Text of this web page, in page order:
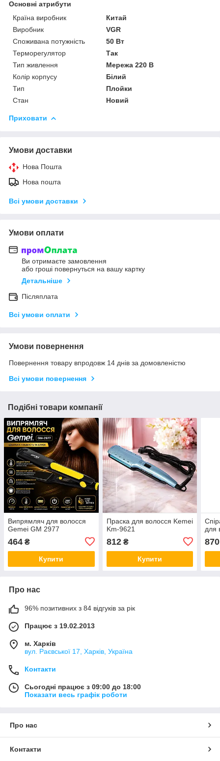
Основні атрибути
Країна виробник
Китай
Виробник
VGR
Споживана потужність
50 Вт
Терморегулятор
Так
Тип живлення
Мережа 220 В
Колір корпусу
Білий
Тип
Плойки
Стан
Новий
Приховати
Умови доставки
Нова Пошта
Нова пошта
Всі умови доставки
Умови оплати
Ви отримаєте замовлення
або гроші повернуться на вашу картку
Детальніше
Післяплата
Всі умови оплати
Умови повернення
Повернення товару впродовж 14 днів за домовленістю
Всі умови повернення
Подібні товари компанії
Випрямляч для волосся
Gemei GM 2977
464 ₴
Купити
Праска для волосся Kemei
Km-9621
812₴
Купити
для
870
Про нас
96% позитивних з 84 відгуків за рік
Працює з 19.02.2013
м. Харків
вул. Раєвської 17, Харків, Україна
Контакти
Сьогодні працює з 09:00 до 18:00
Показати весь графік роботи
Про нас
Контакти